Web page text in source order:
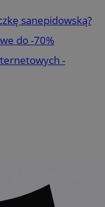
sanepidowską?
do -70%
-